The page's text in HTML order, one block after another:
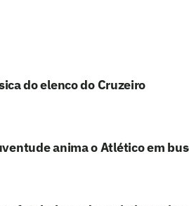
do elenco do Cruzeiro
anima o Atlético em